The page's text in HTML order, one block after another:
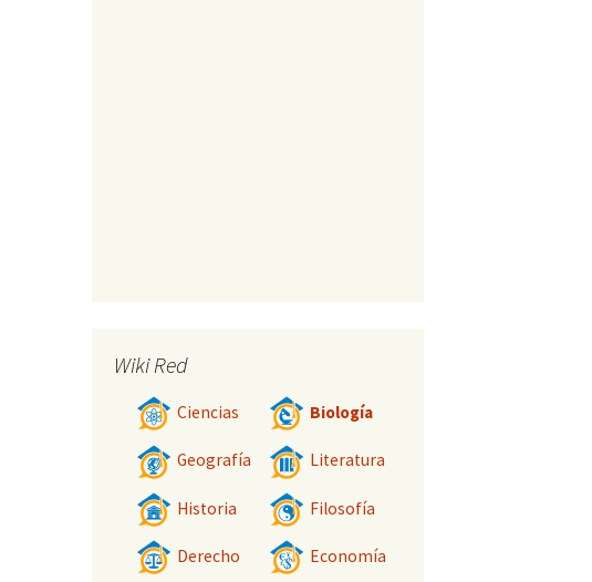
Wiki Red
Ciencias Biología
Geografía Literatura
Historia Filosofía
Derecho Economía